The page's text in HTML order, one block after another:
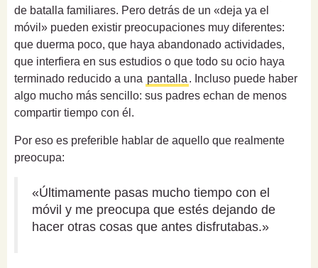
de batalla familiares. Pero detrás de un «deja ya el
móvil» pueden existir preocupaciones muy diferentes:
que duerma poco, que haya abandonado actividades,
que interfiera en sus estudios o que todo su ocio haya
terminado reducido a una pantalla . Incluso puede haber
algo mucho más sencillo: sus padres echan de menos
compartir tiempo con él.
Por eso es preferible hablar de aquello que realmente
preocupa:
«Últimamente pasas mucho tiempo con el
móvil y me preocupa que estés dejando de
hacer otras cosas que antes disfrutabas.»